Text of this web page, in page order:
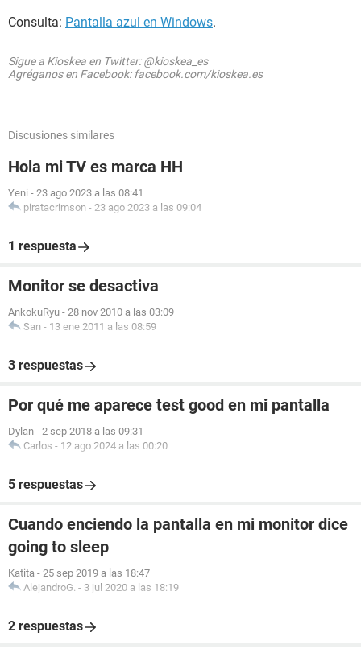
Consulta: Pantalla azul en Windows.
Sigue a Kioskea en Twitter: @kioskea_es
Agréganos en Facebook: facebook.com/kioskea.es
Discusiones similares
Hola mi TV es marca HH
Yeni - 23 ago 2023 a las 08:41
piratacrimson - 23 ago 2023 a las 09:04
1 respuesta
Monitor se desactiva
AnkokuRyu - 28 nov 2010 a las 03:09
San - 13 ene 2011 a las 08:59
3 respuestas
Por qué me aparece test good en mi pantalla
Dylan - 2 sep 2018 a las 09:31
Carlos - 12 ago 2024 a las 00:20
5 respuestas
Cuando enciendo la pantalla en mi monitor dice
going to sleep
Katita - 25 sep 2019 a las 18:47
AlejandroG. - 3 jul 2020 a las 18:19
2 respuestas